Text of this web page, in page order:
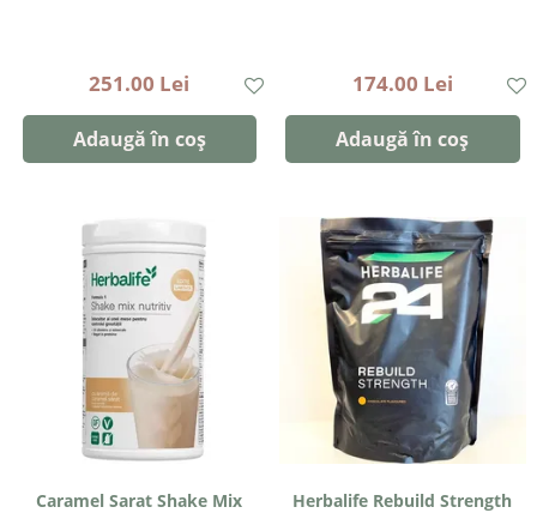
251.00 Lei
Adaugă în coș
174.00 Lei
Adaugă în coș
Caramel Sarat Shake Mix
Herbalife Rebuild Strength